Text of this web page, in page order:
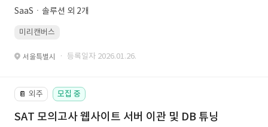
SaaSㆍ솔루션 외 2개
미리캔버스
서울특별시 · 등록일자 2026.01.26.
📔 외주 모집 중
SAT 모의고사 웹사이트 서버 이관 및 DB 튜닝